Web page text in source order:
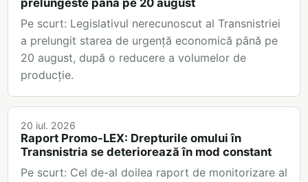
prelungeste până pe 20 august
Pe scurt: Legislativul nerecunoscut al Transnistriei
a prelungit starea de urgență economică până pe
20 august, după o reducere a volumelor de
producție.
20 iul. 2026
Raport Promo-LEX: Drepturile omului în
Transnistria se deteriorează în mod constant
Pe scurt: Cel de-al doilea raport de monitorizare al